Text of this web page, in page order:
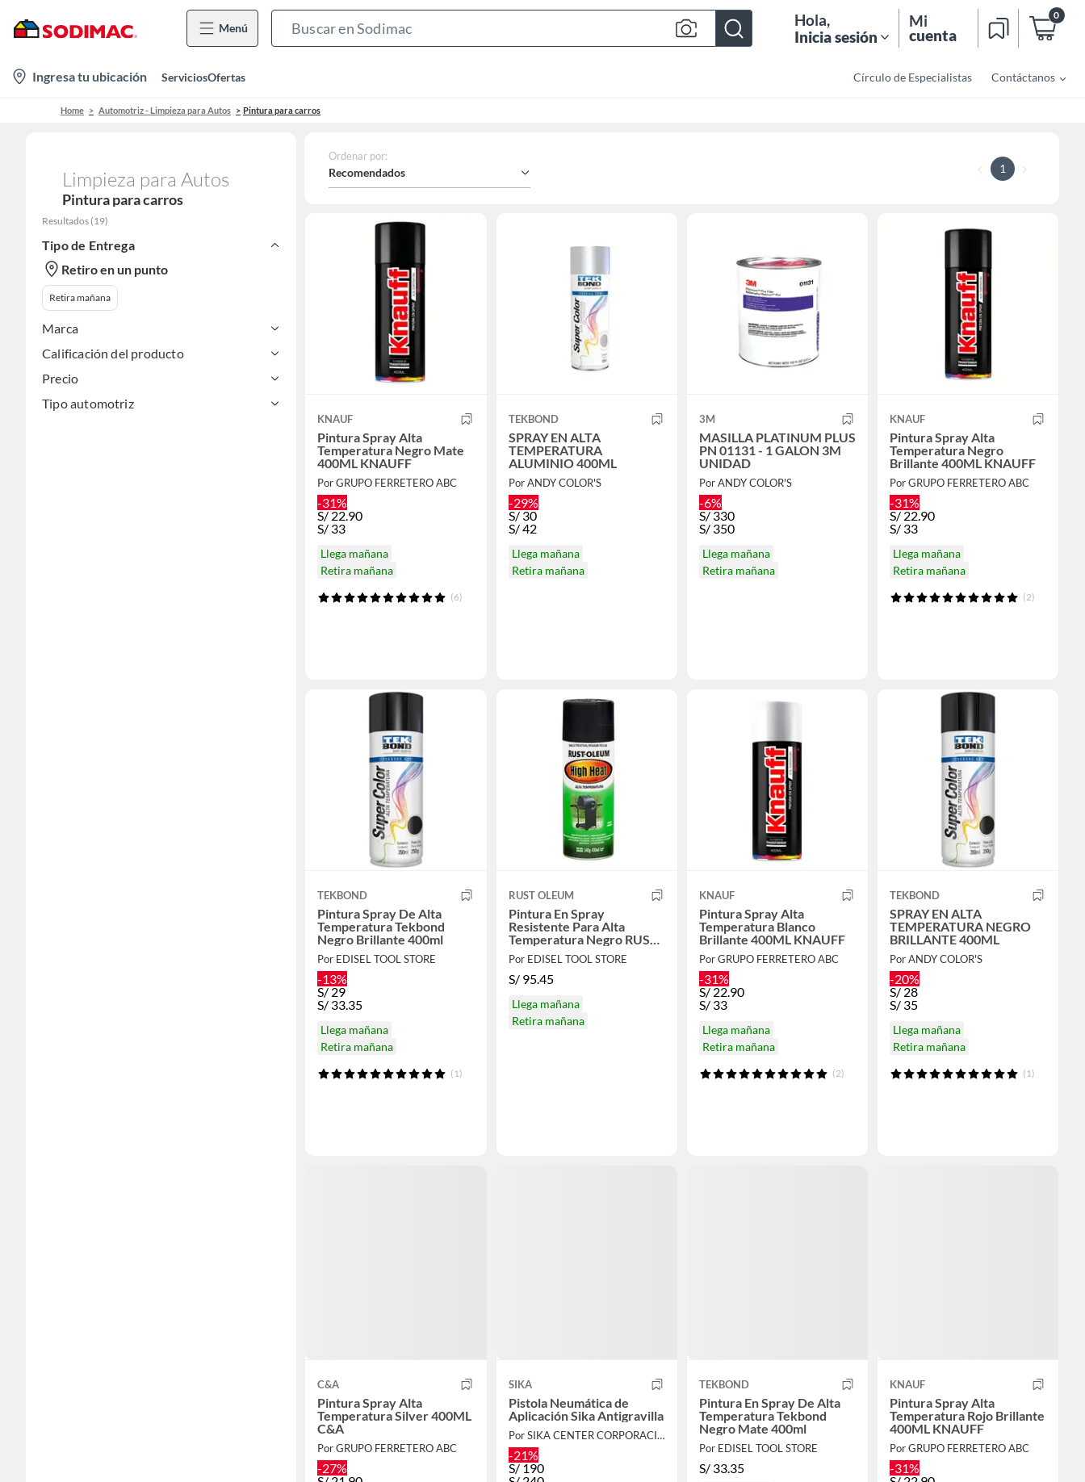
Menú
Bar
Hola,
Inicia sesión
Mi
cuenta
0
location-
icon
Ingresa tu ubicación ServiciosOfertas Círculo de Especialistas Contáctanos
Home Automotriz - Limpieza para Autos Pintura para carros
Limpieza para Autos
Pintura para carros
Resultados (19)
Tipo de Entrega
Retiro en un punto
Retira mañana
Marca
Calificación del producto
Precio
Tipo automotriz
Ordenar por:
Recomendados 1
KNAUF
Pintura Spray Alta
Temperatura Negro Mate
400ML KNAUFF
Por GRUPO FERRETERO ABC
-31%
S/ 22.90
S/ 33
Llega mañana
Retira mañana
(6)
TEKBOND
SPRAY EN ALTA
TEMPERATURA
ALUMINIO 400ML
Por ANDY COLOR'S
-29%
S/ 30
S/42
Llega mañana
Retira mañana
3M
MASILLA PLATINUM PLUS
PN 01131 - 1 GALON 3M
UNIDAD
Por ANDY COLOR'S
-6%
S/ 330
S/ 350
Llega mañana
Retira mañana
KNAUF
Pintura Spray Alta
Temperatura Negro
Brillante 400ML KNAUFF
Por GRUPO FERRETERO ABC
-31%
S/ 22.90
S/ 33
Llega mañana
Retira mañana
(2)
TEKBOND
Pintura Spray De Alta
Temperatura Tekbond
Negro Brillante 400ml
Por EDISEL TOOL STORE
-13%
S/ 29
S/ 33.35
Llega mañana
Retira mañana
(1)
RUST OLEUM
Pintura En Spray
Resistente Para Alta
Temperatura Negro RUST-
OLEUM
Por EDISEL TOOL STORE
S/ 95.45
Llega mañana
Retira mañana
KNAUF
Pintura Spray Alta
Temperatura Blanco
Brillante 400ML KNAUFF
Por GRUPO FERRETERO ABC
-31%
S/ 22.90
S/ 33
Llega mañana
Retira mañana
(2)
TEKBOND
SPRAY EN ALTA
TEMPERATURA NEGRO
BRILLANTE 400ML
Por ANDY COLOR'S
-20%
S/ 28
S/ 35
Llega mañana
Retira mañana
(1)
C&A
Pintura Spray Alta
Temperatura Silver 400ML
C&A
Por GRUPO FERRETERO ABC
-27%
SIKA
Pistola Neumática de
Aplicación Sika Antigravilla
Por SIKA CENTER CORPORACIÓN LAU
-21%
S/ 190
TEKBOND
Pintura En Spray De Alta
Temperatura Tekbond
Negro Mate 400ml
Por EDISEL TOOL STORE
S/ 33.35
KNAUF
Pintura Spray Alta
Temperatura Rojo Brillante
400ML KNAUFF
Por GRUPO FERRETERO ABC
-31%